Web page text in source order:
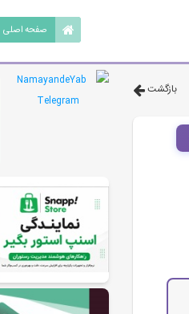
صفحه اصلی
بازگشت